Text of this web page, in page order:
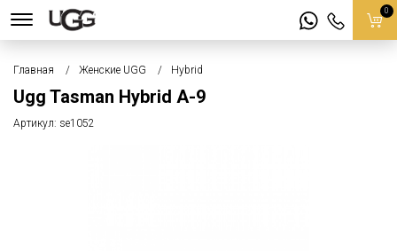
0
Главная Женские UGG Hybrid
Ugg Tasman Hybrid А-9
Артикул: se1052